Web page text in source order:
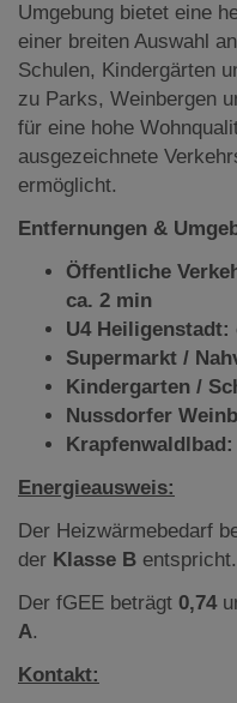
Umgebung bietet eine
einer breiten Auswahl
Schulen, Kindergärten
zu Parks, Weinbergen
für eine hohe
ausgezeichnete
ermöglicht.
Entfernungen &
Öffentliche
ca. 2 min
U4 Heiligenstadt:
Supermarkt /
Kindergarten /
Nussdorfer
Krapfenwaldlbad:
Energieausweis:
Der Heizwärmebedarf
der Klasse B entspricht.
Der fGEE beträgt 0,74
A.
Kontakt: